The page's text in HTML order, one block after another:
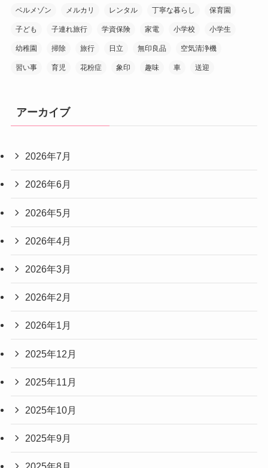
ベルメゾン メルカリ レンタル 丁寧な暮らし 保育園
子ども 子連れ旅行 学資保険 家電 小学校 小学生
幼稚園 掃除 旅行 日立 無印良品 空気清浄機
習い事 育児 花粉症 象印 趣味 車 送迎
アーカイブ
2026年7月
2026年6月
2026年5月
2026年4月
2026年3月
2026年2月
2026年1月
2025年12月
2025年11月
2025年10月
2025年9月